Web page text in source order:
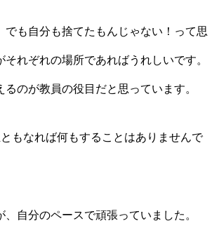
でも自分も捨てたもんじゃない！って思
それぞれの場所であればうれしいです。
るのが教員の役目だと思っています。
もなれば何もすることはありませんで
自分のペースで頑張っていました。